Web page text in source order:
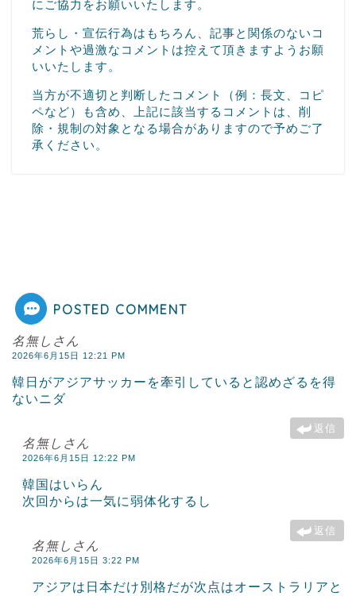
にご協力をお願いいたします。
荒らし・宣伝行為はもちろん、記事と関係のないコ
メントや過激なコメントは控えて頂きますようお願
いいたします。
当方が不適切と判断したコメント（例：長文、コピ
ペなど）も含め、上記に該当するコメントは、削
除・規制の対象となる場合がありますので予めご了
承ください。
POSTED COMMENT
名無しさん
2026年6月15日 12:21 PM
韓日がアジアサッカーを牽引していると認めざるを得
ないニダ
返信
名無しさん
2026年6月15日 12:22 PM
韓国はいらん
次回からは一気に弱体化するし
返信
名無しさん
2026年6月15日 3:22 PM
アジアは日本だけ別格だが次点はオーストラリアと